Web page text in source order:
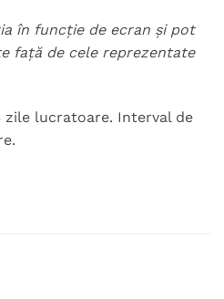
în funcție de ecran și pot
față de cele reprezentate
zile lucratoare. Interval de